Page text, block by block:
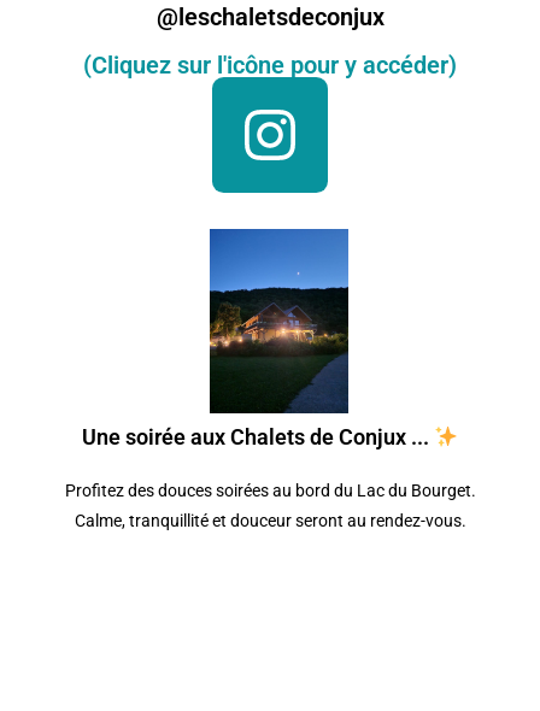
@leschaletsdeconjux
(Cliquez sur l'icône pour y accéder)
Une soirée aux Chalets de Conjux ...
Profitez des douces soirées au bord du Lac du Bourget.
Calme, tranquillité et douceur seront au rendez-vous.